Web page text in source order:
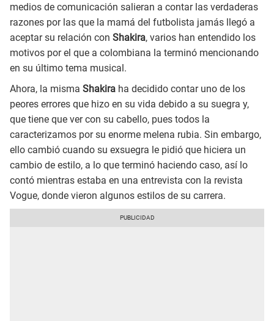
medios de comunicación salieran a contar las verdaderas
razones por las que la mamá del futbolista jamás llegó a
aceptar su relación con Shakira, varios han entendido los
motivos por el que a colombiana la terminó mencionando
en su último tema musical.
Ahora, la misma Shakira ha decidido contar uno de los
peores errores que hizo en su vida debido a su suegra y,
que tiene que ver con su cabello, pues todos la
caracterizamos por su enorme melena rubia. Sin embargo,
ello cambió cuando su exsuegra le pidió que hiciera un
cambio de estilo, a lo que terminó haciendo caso, así lo
contó mientras estaba en una entrevista con la revista
Vogue, donde vieron algunos estilos de su carrera.